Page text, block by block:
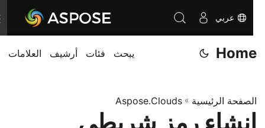
عربي
Home يبحث فئات أرشيف العلامات
الصفحة الرئيسية»
Aspose.Clouds